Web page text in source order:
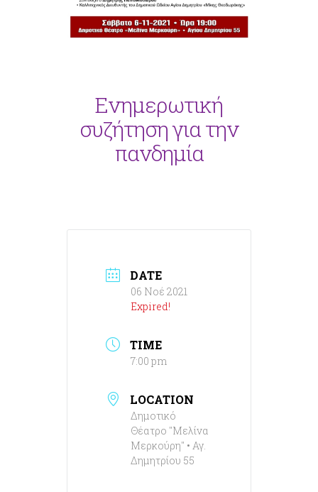
Ενημερωτική
συζήτηση για την
πανδημία
DATE
06 Νοέ 2021
Expired!
TIME
7:00 pm
LOCATION
Δημοτικό
Θέατρο "Μελίνα
Μερκούρη" • Αγ.
Δημητρίου 55